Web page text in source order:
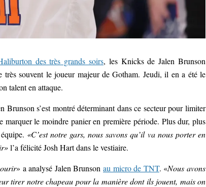
des très grands soirs, les Knicks de Jalen Brunson
très souvent le joueur majeur de Gotham. Jeudi, il en a été le
talent en attaque.
Brunson s’est montré déterminant dans ce secteur pour limiter
le moindre panier en première période. Plus dur, plus
«C’est notre gars, nous savons qu’il va nous porter en
l’a félicité Josh Hart dans le vestiaire.
» a analysé Jalen Brunsonau micro de TNT. «Nous avons
tirer notre chapeau pour la manière dont ils jouent, mais on